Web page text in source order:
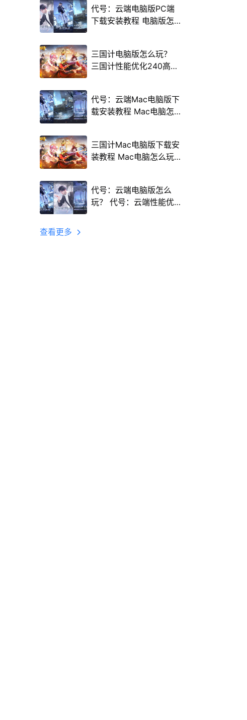
代号：云端电脑版PC端
下载安装教程 电脑版怎
三国计电脑版怎么玩？
三国计性能优化240高帧
代号：云端Mac电脑版下
载安装教程 Mac电脑怎
三国计Mac电脑版下载安
装教程 Mac电脑怎么玩
代号：云端电脑版怎么
玩？ 代号：云端性能优
查看更多